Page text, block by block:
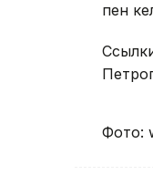
пен
Фото: